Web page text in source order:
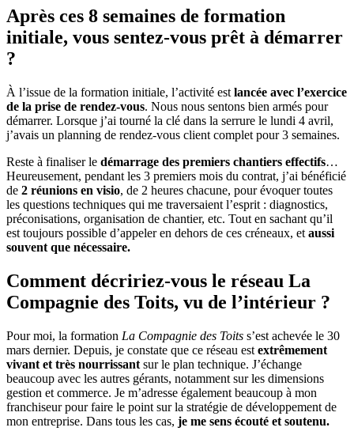
Après ces 8 semaines de formation
initiale, vous sentez-vous prêt à démarrer
?
À l’issue de la formation initiale, l’activité est lancée avec l’exercice
de la prise de rendez-vous. Nous nous sentons bien armés pour
démarrer. Lorsque j’ai tourné la clé dans la serrure le lundi 4 avril,
j’avais un planning de rendez-vous client complet pour 3 semaines.
Reste à finaliser le démarrage des premiers chantiers effectifs…
Heureusement, pendant les 3 premiers mois du contrat, j’ai bénéficié
de 2 réunions en visio, de 2 heures chacune, pour évoquer toutes
les questions techniques qui me traversaient l’esprit : diagnostics,
préconisations, organisation de chantier, etc. Tout en sachant qu’il
est toujours possible d’appeler en dehors de ces créneaux, et aussi
souvent que nécessaire.
Comment décririez-vous le réseau La
Compagnie des Toits, vu de l’intérieur ?
Pour moi, la formation La Compagnie des Toits s’est achevée le 30
mars dernier. Depuis, je constate que ce réseau est extrêmement
vivant et très nourrissant sur le plan technique. J’échange
beaucoup avec les autres gérants, notamment sur les dimensions
gestion et commerce. Je m’adresse également beaucoup à mon
franchiseur pour faire le point sur la stratégie de développement de
mon entreprise. Dans tous les cas, je me sens écouté et soutenu.